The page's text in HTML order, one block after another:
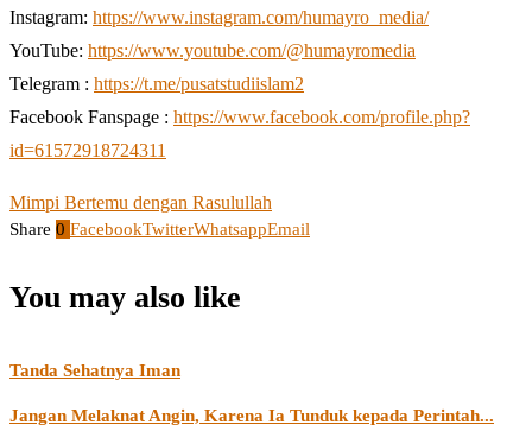
Instagram: https://www.instagram.com/humayro_media/
YouTube: https://www.youtube.com/@humayromedia
Telegram : https://t.me/pusatstudiislam2
Facebook Fanspage : https://www.facebook.com/profile.php?
id=61572918724311
Mimpi Bertemu dengan Rasulullah
Share 0 FacebookTwitterWhatsappEmail
You may also like
Tanda Sehatnya Iman
Jangan Melaknat Angin, Karena Ia Tunduk kepada Perintah...